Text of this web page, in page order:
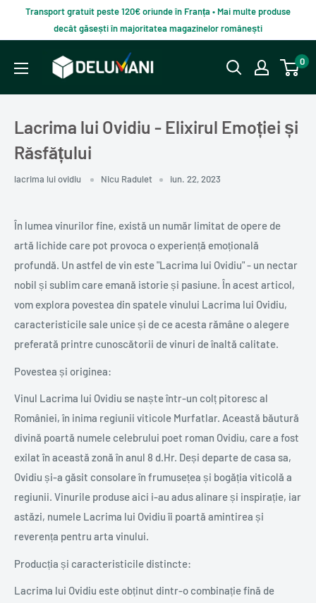
continut
Transport gratuit peste 120€ oriunde în Franța • Mai multe produse
decât găsești în majoritatea magazinelor românești
Delumani
Magazin
românesc
online
0
Lacrima lui Ovidiu - Elixirul Emoției și
Răsfățului
lacrima lui ovidiu Nicu Radulet iun. 22, 2023
În lumea vinurilor fine, există un număr limitat de opere de
artă lichide care pot provoca o experiență emoțională
profundă. Un astfel de vin este "Lacrima lui Ovidiu" - un nectar
nobil și sublim care emană istorie și pasiune. În acest articol,
vom explora povestea din spatele vinului Lacrima lui Ovidiu,
caracteristicile sale unice și de ce acesta rămâne o alegere
preferată printre cunoscătorii de vinuri de înaltă calitate.
Povestea și originea:
Vinul Lacrima lui Ovidiu se naște într-un colț pitoresc al
României, în inima regiunii viticole Murfatlar. Această băutură
divină poartă numele celebrului poet roman Ovidiu, care a fost
exilat în această zonă în anul 8 d.Hr. Deși departe de casa sa,
Ovidiu și-a găsit consolare în frumusețea și bogăția viticolă a
regiunii. Vinurile produse aici i-au adus alinare și inspirație, iar
astăzi, numele Lacrima lui Ovidiu îi poartă amintirea și
reverența pentru arta vinului.
Producția și caracteristicile distincte:
Lacrima lui Ovidiu este obținut dintr-o combinație fină de